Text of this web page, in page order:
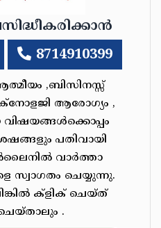
8714910399
,ബിസിനസ്സ്
ആരോഗ്യം ,
വിഷയങ്ങൾക്കൊപ്പം
പതിവായി
വാർത്താ
സ്വാഗതം ചെയ്യുന്നു.
ക്ളിക് ചെയ്‌ത്‌
.